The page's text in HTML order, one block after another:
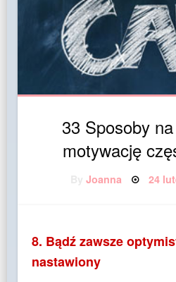
33 Sposoby
motywację
ByJoanna 24
8. Bądź zawsze
nastawiony